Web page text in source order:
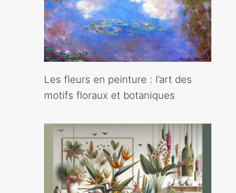
Les fleurs en peinture : l’art des
motifs floraux et botaniques